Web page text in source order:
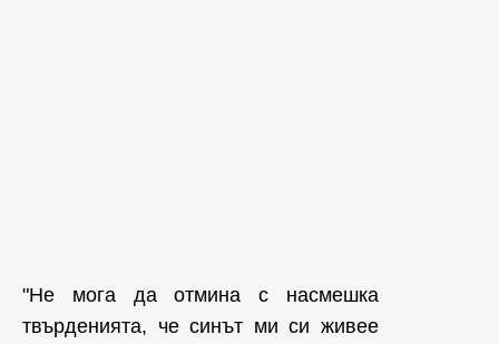
"Не мога да отмина с насмешка
твърденията, че синът ми си живее